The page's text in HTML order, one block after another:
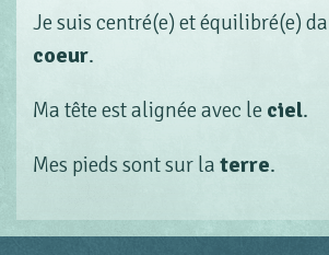
Je suis centré(e) et équilibré(e)
coeur.
Ma tête est alignée avec le ciel.
Mes pieds sont sur la terre.